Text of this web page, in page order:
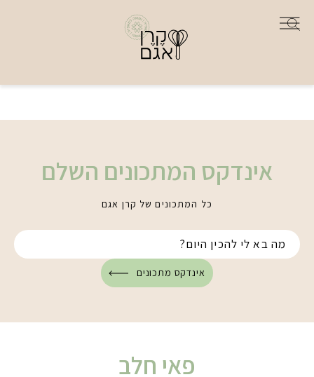
אינדקס המתכונים השלם
כל המתכונים של קרן אגם
אינדקס מתכונים
פאי חלב